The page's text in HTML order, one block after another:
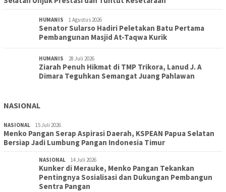
HUMANIS 1 Agustus 2026
Senator Sularso Hadiri Peletakan Batu Pertama
Pembangunan Masjid At-Taqwa Kurik
HUMANIS 28 Juli 2026
Ziarah Penuh Hikmat di TMP Trikora, Lanud J. A
Dimara Teguhkan Semangat Juang Pahlawan
NASIONAL
NASIONAL 15 Juli 2026
Menko Pangan Serap Aspirasi Daerah, KSPEAN Papua Selatan
Bersiap Jadi Lumbung Pangan Indonesia Timur
NASIONAL 14 Juli 2026
Kunker di Merauke, Menko Pangan Tekankan
Pentingnya Sosialisasi dan Dukungan Pembangun
Sentra Pangan